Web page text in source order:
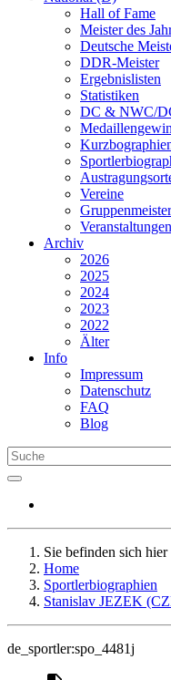
Hall of Fame
Meister des
Deutsche
DDR-Meister
Ergebnislisten
Statistiken
DC & NWC/
Vereine
Archiv
2026
2025
2024
2023
2022
Älter
Info
Impressum
Datenschutz
FAQ
Blog
Sie befinden sich hier
Home
Sportlerbiographien
Stanislav JEZEK
de_sportler:spo_4481j